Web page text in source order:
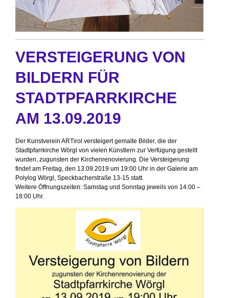
VERSTEIGERUNG VON
BILDERN FÜR
STADTPFARRKIRCHE
AM 13.09.2019
Der Kunstverein ARTirol versteigert gemalte Bilder, die der
Stadtpfarrkirche Wörgl von vielen Künstlern zur Verfügung gestellt
wurden, zugunsten der Kirchenrenovierung. Die Versteigerung
findet am Freitag, den 13.09.2019 um 19:00 Uhr in der Galerie am
Polylog Wörgl, Speckbacherstraße 13-15 statt.
Weitere Öffnungszeiten: Samstag und Sonntag jeweils von 14:00 –
18:00 Uhr.